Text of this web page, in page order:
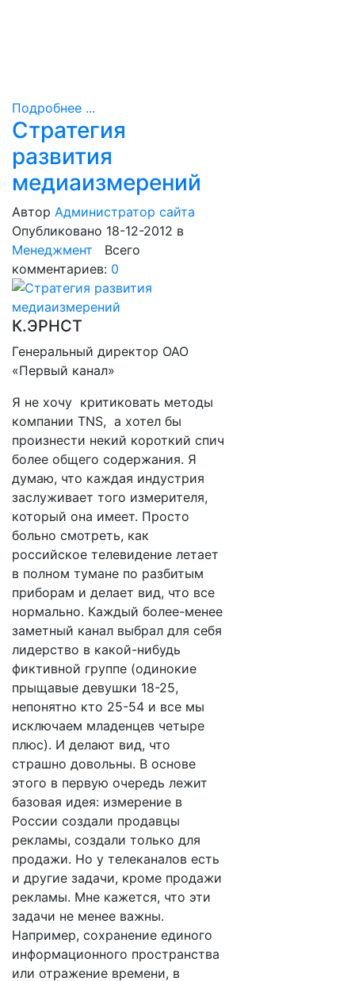
Подробнее ...
Стратегия
развития
медиаизмерений
Автор Администратор сайта
Опубликовано 18-12-2012 в
Менеджмент Всего
комментариев: 0
К.ЭРНСТ
Генеральный директор ОАО
«Первый канал»
Я не хочу критиковать методы
компании TNS, а хотел бы
произнести некий короткий спич
более общего содержания. Я
думаю, что каждая индустрия
заслуживает того измерителя,
который она имеет. Просто
больно смотреть, как
российское телевидение летает
в полном тумане по разбитым
приборам и делает вид, что все
нормально. Каждый более-менее
заметный канал выбрал для себя
лидерство в какой-нибудь
фиктивной группе (одинокие
прыщавые девушки 18-25,
непонятно кто 25-54 и все мы
исключаем младенцев четыре
плюс). И делают вид, что
страшно довольны. В основе
этого в первую очередь лежит
базовая идея: измерение в
России создали продавцы
рекламы, создали только для
продажи. Но у телеканалов есть
и другие задачи, кроме продажи
рекламы. Мне кажется, что эти
задачи не менее важны.
Например, сохранение единого
информационного пространства
или отражение времени, в